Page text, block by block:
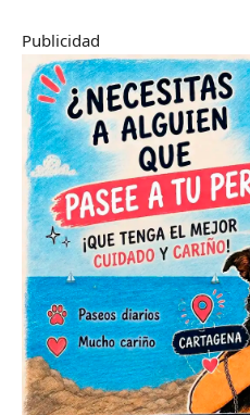
Publicidad